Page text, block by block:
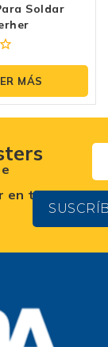
Soldar
MÁS
en tu